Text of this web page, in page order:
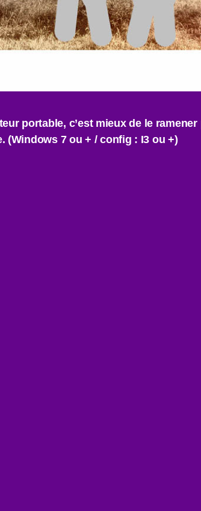
portable, c’est mieux de le
(Windows 7 ou + / config : I3 ou +)